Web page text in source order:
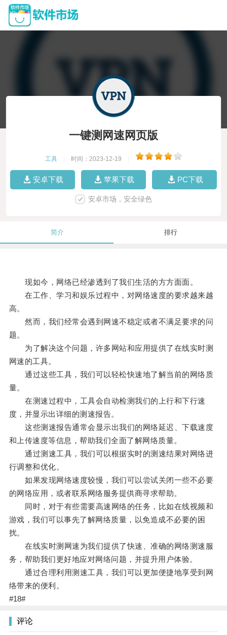
一键测网速网页版
工具 时间：2023-12-19
安卓下载 苹果下载 PC下载
安卓市场，安全绿色
简介 排行
现如今，网络已经渗透到了我们生活的方方面面。
在工作、学习和娱乐过程中，对网络速度的要求越来越
高。
然而，我们经常会遇到网速不稳定或者不满足要求的问
题。
为了解决这个问题，许多网站和应用提供了在线实时测
网速的工具。
通过这些工具，我们可以轻松快速地了解当前的网络质
量。
在测速过程中，工具会自动检测我们的上行和下行速
度，并显示出详细的测速报告。
这些测速报告通常会显示出我们的网络延迟、下载速度
和上传速度等信息，帮助我们全面了解网络质量。
通过测速工具，我们可以根据实时的测速结果对网络进
行调整和优化。
如果发现网络速度较慢，我们可以尝试关闭一些不必要
的网络应用，或者联系网络服务提供商寻求帮助。
同时，对于有些需要高速网络的任务，比如在线视频和
游戏，我们可以事先了解网络质量，以免造成不必要的困
扰。
在线实时测网速为我们提供了快速、准确的网络测速服
务，帮助我们更好地应对网络问题，并提升用户体验。
通过合理利用测速工具，我们可以更加便捷地享受到网
络带来的便利。
#18#
评论